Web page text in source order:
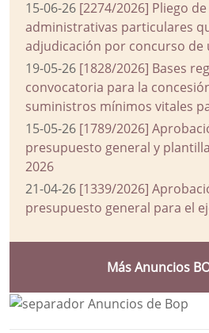
15-06-26 [2274/2026] Pliego
administrativas particulares
adjudicación por concurso de
19-05-26 [1828/2026] Bases
convocatoria para la
suministros mínimos vitales
15-05-26 [1789/2026]
presupuesto general y
2026
21-04-26 [1339/2026]
presupuesto general para el
Más Anuncios